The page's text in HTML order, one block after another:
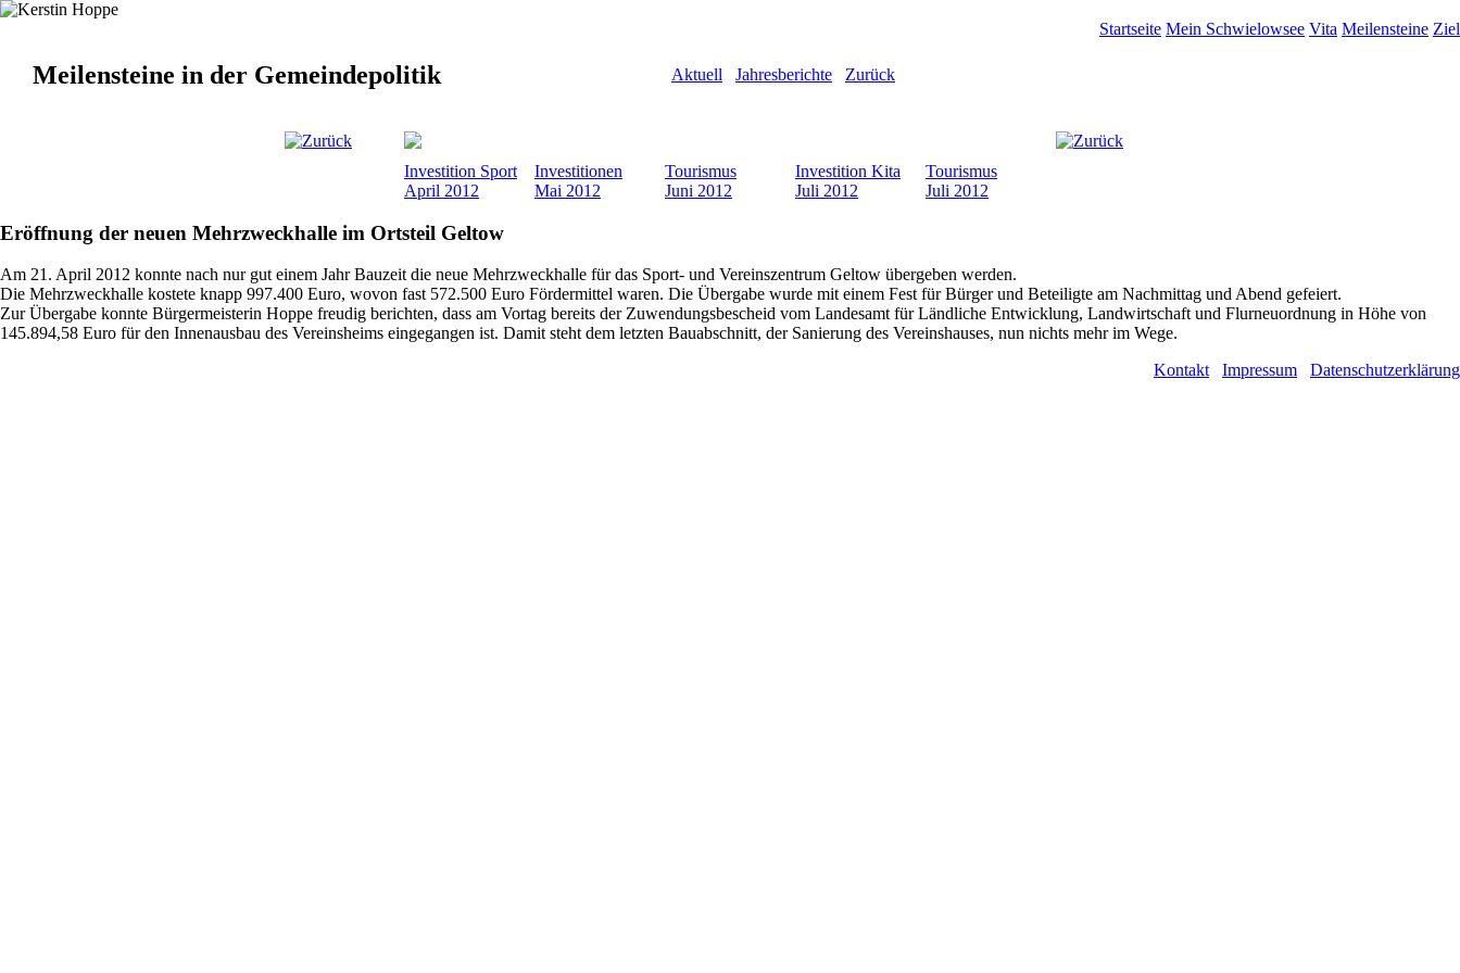
Startseite Mein Schwielowsee Vita Meilensteine Ziel
Meilensteine in der Gemeindepolitik Aktuell Jahresberichte Zurück
Investition Sport
April 2012
Investitionen
Mai 2012
Tourismus
Juni 2012
Investition Kita
Juli 2012
Tourismus
Juli 2012
Eröffnung der neuen Mehrzweckhalle im Ortsteil Geltow
Am 21. April 2012 konnte nach nur gut einem Jahr Bauzeit die neue Mehrzweckhalle für das Sport- und Vereinszentrum Geltow übergeben werden.
Die Mehrzweckhalle kostete knapp 997.400 Euro, wovon fast 572.500 Euro Fördermittel waren. Die Übergabe wurde mit einem Fest für Bürger und Beteiligte am Nachmittag und Abend gefeiert.
Zur Übergabe konnte Bürgermeisterin Hoppe freudig berichten, dass am Vortag bereits der Zuwendungsbescheid vom Landesamt für Ländliche Entwicklung, Landwirtschaft und Flurneuordnung in Höhe von
145.894,58 Euro für den Innenausbau des Vereinsheims eingegangen ist. Damit steht dem letzten Bauabschnitt, der Sanierung des Vereinshauses, nun nichts mehr im Wege.
Kontakt
Impressum Datenschutzerklärung